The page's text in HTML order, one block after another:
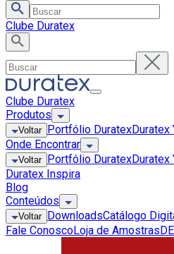
Clube Duratex
Clube Duratex
Produtos
Voltar Portfólio DuratexDuratex
Onde Encontrar
Voltar Portfólio DuratexDuratex
Duratex Inspira
Blog
Conteúdos
Voltar DownloadsCatálogo
Fale ConoscoLoja de Amostras